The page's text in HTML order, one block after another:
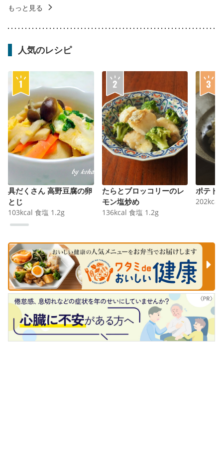
もっと見る
人気のレシピ
具だくさん 高野豆腐の卵
とじ
103kcal 食塩 1.2g
たらとブロッコリーのレ
モン塩炒め
136kcal 食塩 1.2g
ポテト
202kcal